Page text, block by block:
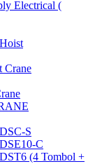
Electrical (
Crane
S
C
(4 Tombol +